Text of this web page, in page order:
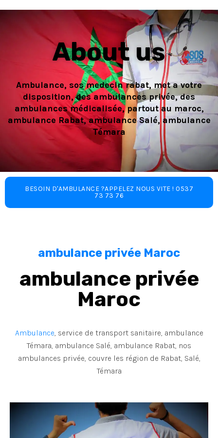
About us
Ambulance, sos medecin rabat, met a votre
disposition, des ambulances privée, des
ambulances médicalisée, partout au maroc,
ambulance Rabat, ambulance Salé, ambulance
Témara
BESOIN D'AMBULANCE ?APPELEZ NOUS VITE ! 0537
73 73 76
ambulance privée Maroc
ambulance privée
Maroc
Ambulance, service de transport sanitaire, ambulance
Témara, ambulance Salé, ambulance Rabat, nos
ambulances privée, couvre les région de Rabat, Salé,
Témara